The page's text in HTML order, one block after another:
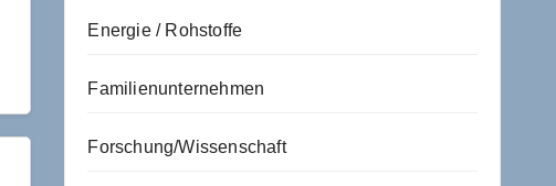
Energie / Rohstoffe
Familienunternehmen
Forschung/Wissenschaft